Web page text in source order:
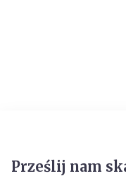
Prześlij nam